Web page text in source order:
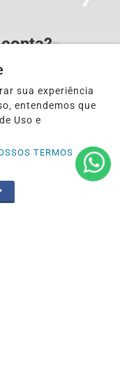
anunciar
mais!
sua experiência
entendemos que
Uso e
TERMOS